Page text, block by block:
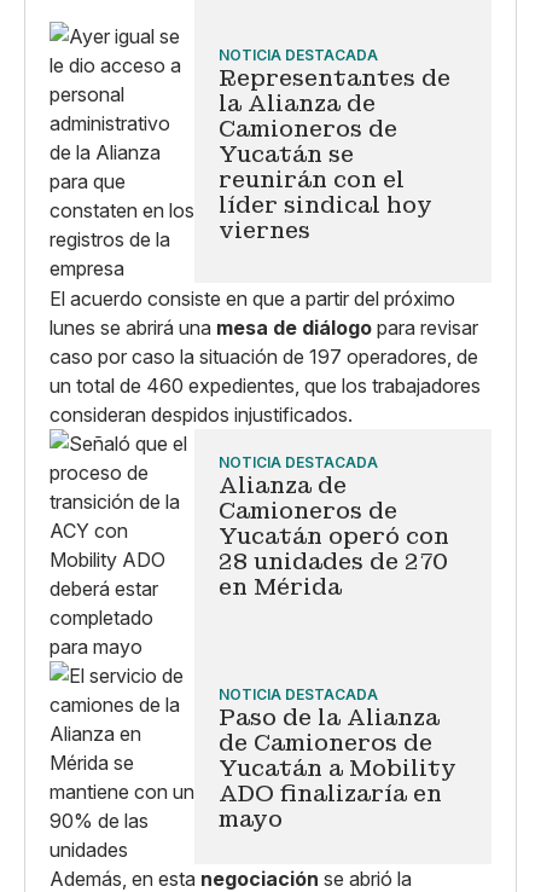
NOTICIA DESTACADA
Representantes de
la Alianza de
Camioneros de
Yucatán se
reunirán con el
líder sindical hoy
viernes
El acuerdo consiste en que a partir del próximo
lunes se abrirá una mesa de diálogo para revisar
caso por caso la situación de 197 operadores, de
un total de 460 expedientes, que los trabajadores
consideran despidos injustificados.
NOTICIA DESTACADA
Alianza de
Camioneros de
Yucatán operó con
28 unidades de 270
en Mérida
NOTICIA DESTACADA
Paso de la Alianza
de Camioneros de
Yucatán a Mobility
ADO finalizaría en
mayo
Además, en esta negociación se abrió la